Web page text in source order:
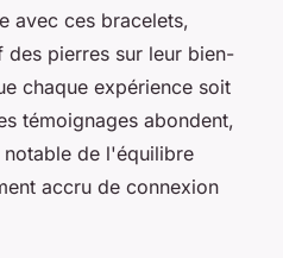
avec ces bracelets,
pierres sur leur bien-
chaque expérience soit
témoignages abondent,
de l'équilibre
accru de connexion